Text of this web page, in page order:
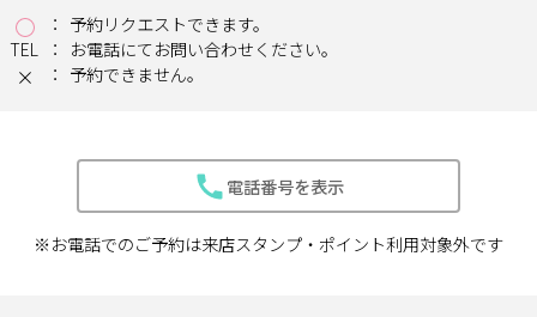
14:00
14:30
16:00
予約リクエストできます。
TEL
お電話にてお問い合わせください。
予約できません。
電話番号を表示
※お電話でのご予約は来店スタンプ・ポイント利用対象外です